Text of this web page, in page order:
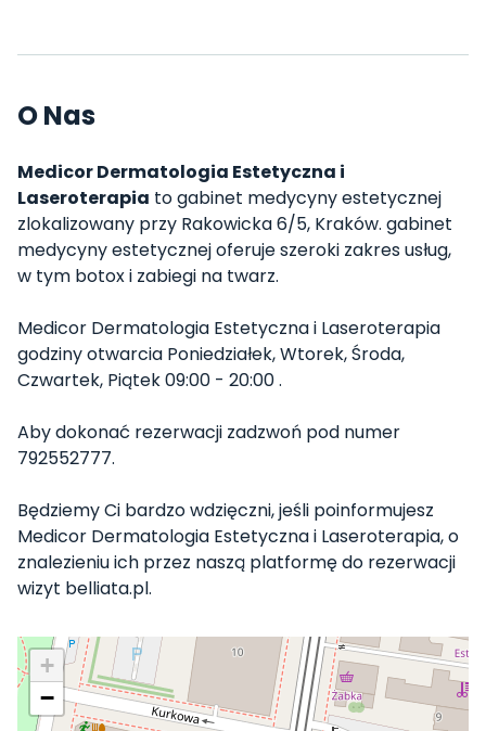
O Nas
Medicor Dermatologia Estetyczna i
Laseroterapia to gabinet medycyny estetycznej
zlokalizowany przy Rakowicka 6/5, Kraków. gabinet
medycyny estetycznej oferuje szeroki zakres usług,
w tym botox i zabiegi na twarz.
Medicor Dermatologia Estetyczna i Laseroterapia
godziny otwarcia Poniedziałek, Wtorek, Środa,
Czwartek, Piątek 09:00 - 20:00 .
Aby dokonać rezerwacji zadzwoń pod numer
792552777.
Będziemy Ci bardzo wdzięczni, jeśli poinformujesz
Medicor Dermatologia Estetyczna i Laseroterapia, o
znalezieniu ich przez naszą platformę do rezerwacji
wizyt belliata.pl.
+
−